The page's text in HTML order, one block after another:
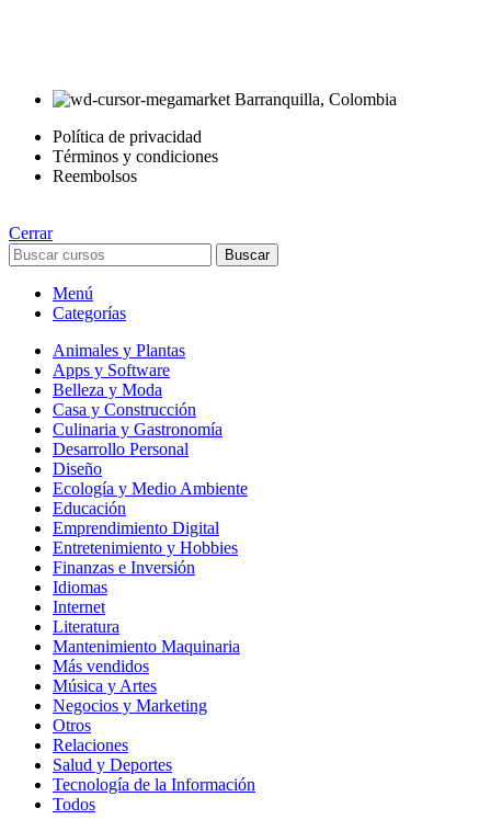
Barranquilla, Colombia
Política de privacidad
Términos y condiciones
Reembolsos
Cerrar
Buscar
Menú
Categorías
Animales y Plantas
Apps y Software
Belleza y Moda
Casa y Construcción
Culinaria y Gastronomía
Desarrollo Personal
Diseño
Ecología y Medio Ambiente
Educación
Emprendimiento Digital
Entretenimiento y Hobbies
Finanzas e Inversión
Idiomas
Internet
Literatura
Mantenimiento Maquinaria
Más vendidos
Música y Artes
Negocios y Marketing
Otros
Relaciones
Salud y Deportes
Tecnología de la Información
Todos